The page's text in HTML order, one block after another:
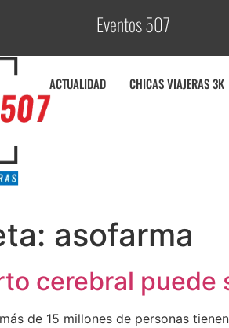
Eventos 507
ACTUALIDAD CHICAS VIAJERAS 3K
asofarma
cerebral puede
de 15 millones de personas